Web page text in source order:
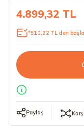
4.899,32 TL
*510,92 TL den
Paylaş